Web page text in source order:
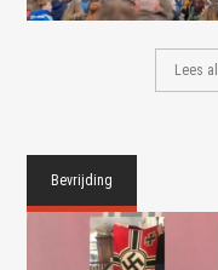
Lees
Bevrijding